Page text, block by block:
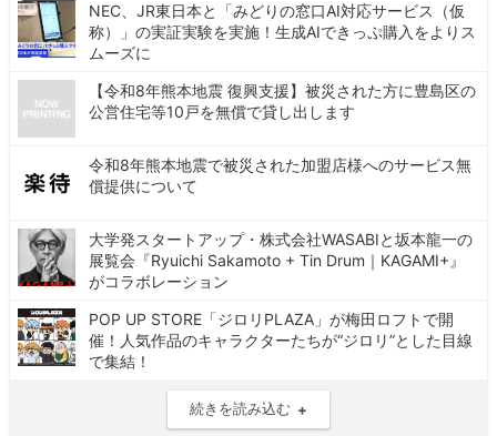
NEC、JR東日本と「みどりの窓口AI対応サービス（仮
称）」の実証実験を実施！生成AIできっぷ購入をよりス
ムーズに
【令和8年熊本地震 復興支援】被災された方に豊島区の
公営住宅等10戸を無償で貸し出します
令和8年熊本地震で被災された加盟店様へのサービス無
償提供について
大学発スタートアップ・株式会社WASABIと坂本龍一の
展覧会『Ryuichi Sakamoto + Tin Drum｜KAGAMI+』
がコラボレーション
POP UP STORE「ジロリPLAZA」が梅田ロフトで開
催！人気作品のキャラクターたちが“ジロリ”とした目線
で集結！
続きを読み込む